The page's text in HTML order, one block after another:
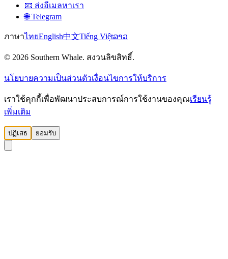
📧 ส่งอีเมลหาเรา
🌐 Telegram
ภาษาไทยEnglish中文Tiếng Việtລາວ
© 2026 Southern Whale. สงวนลิขสิทธิ์.
นโยบายความเป็นส่วนตัวเงื่อนไขการให้บริการ
เราใช้คุกกี้เพื่อพัฒนาประสบการณ์การใช้งานของคุณเรียนรู้
เพิ่มเติม
ปฏิเสธ ยอมรับ